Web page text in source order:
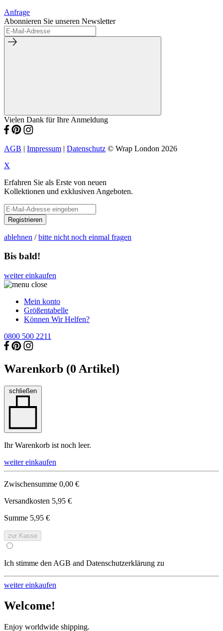
Anfrage
Abonnieren Sie unseren Newsletter
Vielen Dank für Ihre Anmeldung
AGB | Impressum | Datenschutz © Wrap London 2026
X
Erfahren Sie als Erste von neuen
Kollektionen und exklusiven Angeboten.
Registrieren
ablehnen /bitte nicht noch einmal fragen
Bis bald!
weiter einkaufen
Mein konto
Größentabelle
Können Wir Helfen?
0800 500 2211
Warenkorb (0 Artikel)
schließen
Ihr Warenkorb ist noch leer.
weiter einkaufen
Zwischensumme 0,00 €
Versandkosten 5,95 €
Summe 5,95 €
zur Kasse
Ich stimme den AGB and Datenschutzerklärung zu
weiter einkaufen
Welcome!
Enjoy worldwide shipping.